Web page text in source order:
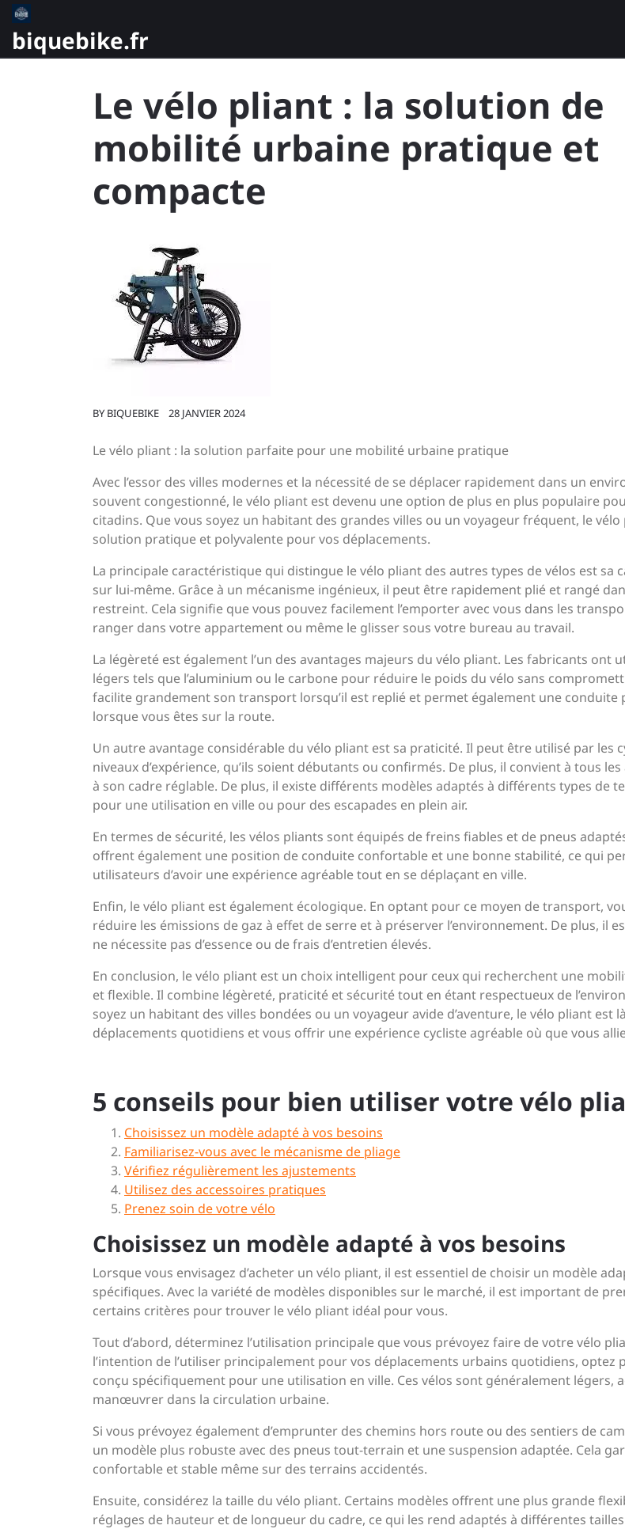
Skip
content
biquebike.fr
Le vélo pliant : la solution de
mobilité urbaine pratique et
compacte
BY BIQUEBIKE 28 JANVIER 2024
Le vélo pliant : la solution parfaite pour une mobilité urbaine pratique
Avec l’essor des villes modernes et la nécessité de se déplacer rapidement dans un
souvent congestionné, le vélo pliant est devenu une option de plus en plus populaire
citadins. Que vous soyez un habitant des grandes villes ou un voyageur fréquent, le
solution pratique et polyvalente pour vos déplacements.
La principale caractéristique qui distingue le vélo pliant des autres types de vélos est sa
sur lui-même. Grâce à un mécanisme ingénieux, il peut être rapidement plié et rangé
restreint. Cela signifie que vous pouvez facilement l’emporter avec vous dans les
ranger dans votre appartement ou même le glisser sous votre bureau au travail.
La légèreté est également l’un des avantages majeurs du vélo pliant. Les fabricants ont
légers tels que l’aluminium ou le carbone pour réduire le poids du vélo sans
facilite grandement son transport lorsqu’il est replié et permet également une conduite
lorsque vous êtes sur la route.
Un autre avantage considérable du vélo pliant est sa praticité. Il peut être utilisé par les
niveaux d’expérience, qu’ils soient débutants ou confirmés. De plus, il convient à tous
à son cadre réglable. De plus, il existe différents modèles adaptés à différents types de
pour une utilisation en ville ou pour des escapades en plein air.
En termes de sécurité, les vélos pliants sont équipés de freins fiables et de pneus
offrent également une position de conduite confortable et une bonne stabilité, ce qui
utilisateurs d’avoir une expérience agréable tout en se déplaçant en ville.
Enfin, le vélo pliant est également écologique. En optant pour ce moyen de transport,
réduire les émissions de gaz à effet de serre et à préserver l’environnement. De plus, il
ne nécessite pas d’essence ou de frais d’entretien élevés.
En conclusion, le vélo pliant est un choix intelligent pour ceux qui recherchent une
et flexible. Il combine légèreté, praticité et sécurité tout en étant respectueux de
soyez un habitant des villes bondées ou un voyageur avide d’aventure, le vélo pliant est
déplacements quotidiens et vous offrir une expérience cycliste agréable où que vous
5 conseils pour bien utiliser votre vélo
Choisissez un modèle adapté à vos besoins
Familiarisez-vous avec le mécanisme de pliage
Vérifiez régulièrement les ajustements
Utilisez des accessoires pratiques
Prenez soin de votre vélo
Choisissez un modèle adapté à vos besoins
Lorsque vous envisagez d’acheter un vélo pliant, il est essentiel de choisir un modèle
spécifiques. Avec la variété de modèles disponibles sur le marché, il est important de
certains critères pour trouver le vélo pliant idéal pour vous.
Tout d’abord, déterminez l’utilisation principale que vous prévoyez faire de votre vélo
l’intention de l’utiliser principalement pour vos déplacements urbains quotidiens, optez
conçu spécifiquement pour une utilisation en ville. Ces vélos sont généralement légers,
manœuvrer dans la circulation urbaine.
Si vous prévoyez également d’emprunter des chemins hors route ou des sentiers de
un modèle plus robuste avec des pneus tout-terrain et une suspension adaptée. Cela
confortable et stable même sur des terrains accidentés.
Ensuite, considérez la taille du vélo pliant. Certains modèles offrent une plus grande
réglages de hauteur et de longueur du cadre, ce qui les rend adaptés à différentes